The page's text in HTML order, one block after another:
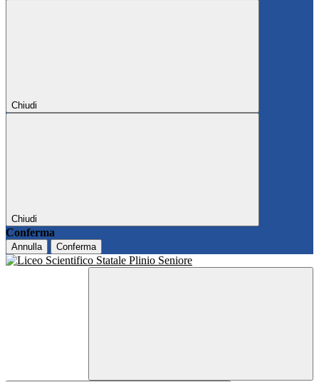
Chiudi
Chiudi
Conferma
Annulla Conferma